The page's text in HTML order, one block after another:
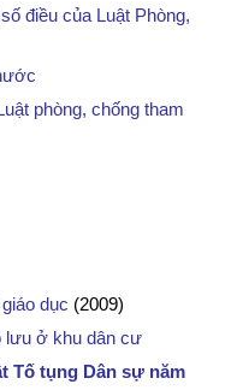
điều của Luật Phòng,
phòng, chống tham
dục (2009)
lưu ở khu dân cư
Tố tụng Dân sự năm